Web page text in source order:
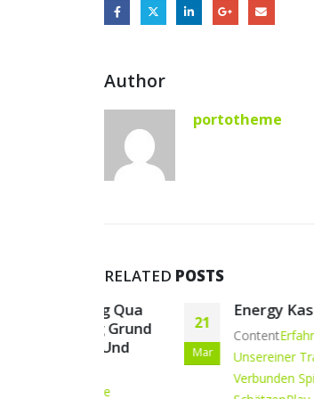
Author
portotheme
RELATED POSTS
21
Mar
Energy Kasino Brd
Erfahren Eltern, Wie
Unsereiner Traktandum
Verbunden Spielsaal Spiele